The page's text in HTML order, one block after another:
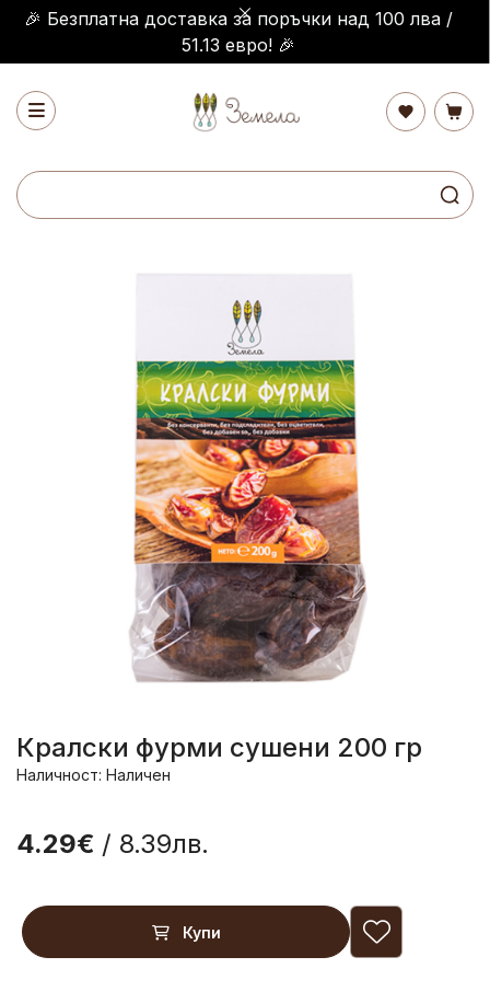
🎉 Безплатна доставка за поръчки над 100 лва /
51.13 евро! 🎉
Кралски фурми сушени 200 гр
Наличност: Наличен
4.29€ / 8.39лв.
Купи